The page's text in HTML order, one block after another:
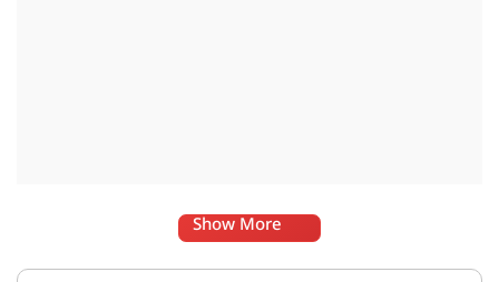
Show More